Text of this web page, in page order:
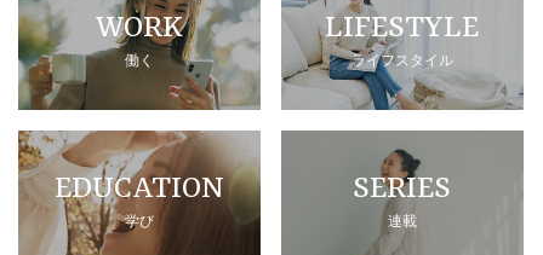
WORK
働く
LIFESTYLE
ライフスタイル
EDUCATION
学び
SERIES
連載